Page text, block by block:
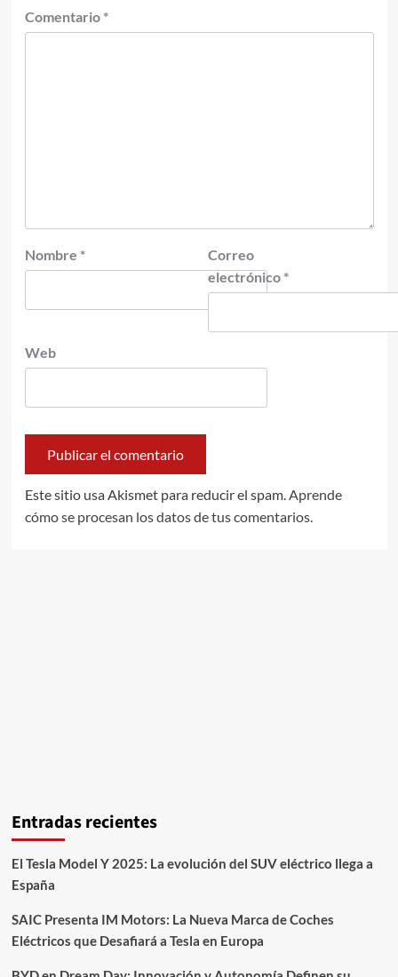
Comentario *
Nombre *
Correo
electrónico *
Web
Este sitio usa Akismet para reducir el spam.Aprende
cómo se procesan los datos de tus comentarios.
Entradas recientes
El Tesla Model Y 2025: La evolución del SUV eléctrico llega a
España
SAIC Presenta IM Motors: La Nueva Marca de Coches
Eléctricos que Desafiará a Tesla en Europa